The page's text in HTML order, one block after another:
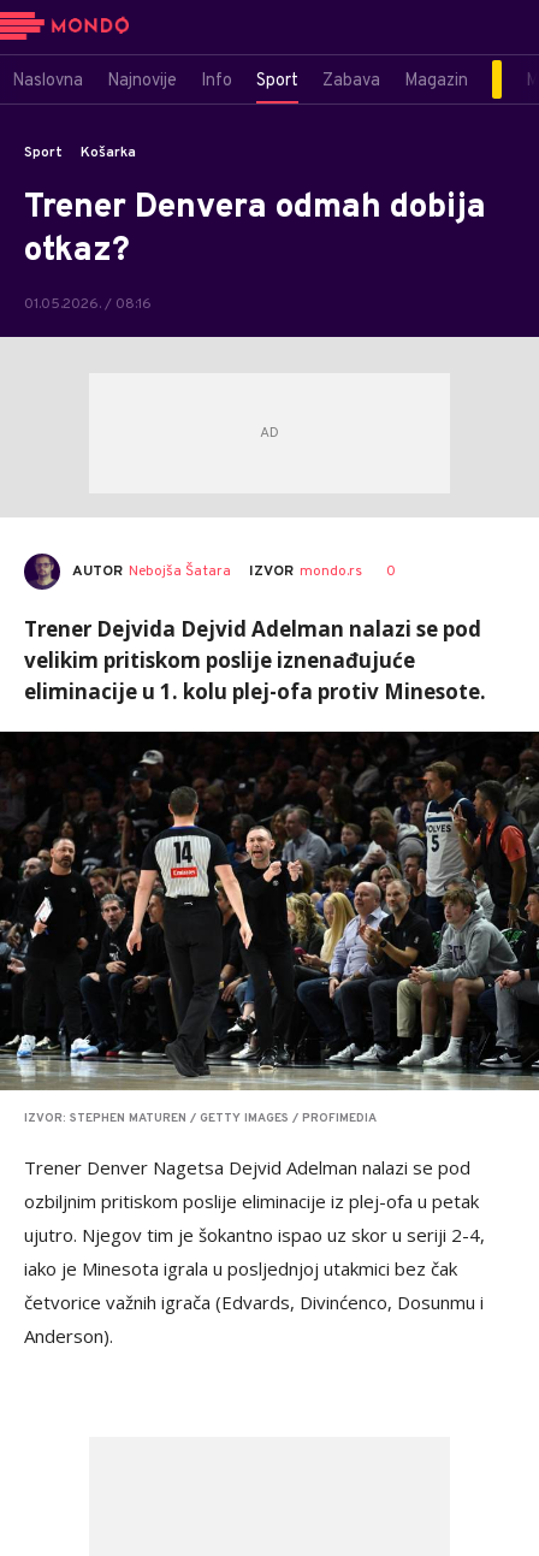
Naslovna Najnovije Info Sport Zabava Magazin
Sport Košarka
Trener Denvera odmah dobija
otkaz?
01.05.2026. / 08:16
AUTOR Nebojša Šatara IZVOR mondo.rs 0
Trener Dejvida Dejvid Adelman nalazi se pod
velikim pritiskom poslije iznenađujuće
eliminacije u 1. kolu plej-ofa protiv Minesote.
IZVOR: STEPHEN MATUREN / GETTY IMAGES / PROFIMEDIA
Trener Denver Nagetsa Dejvid Adelman nalazi se pod
ozbiljnim pritiskom poslije eliminacije iz plej-ofa u petak
ujutro. Njegov tim je šokantno ispao uz skor u seriji 2-4,
iako je Minesota igrala u posljednjoj utakmici bez čak
četvorice važnih igrača (Edvards, Divinćenco, Dosunmu i
Anderson).